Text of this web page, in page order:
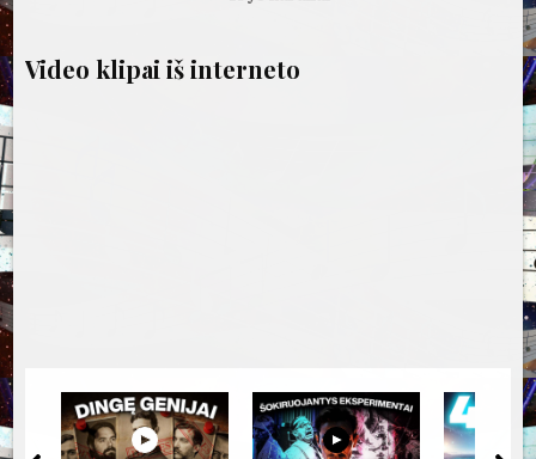
Video klipai iš interneto